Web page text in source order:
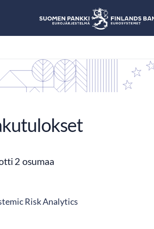
2 osumaa
Risk Analytics